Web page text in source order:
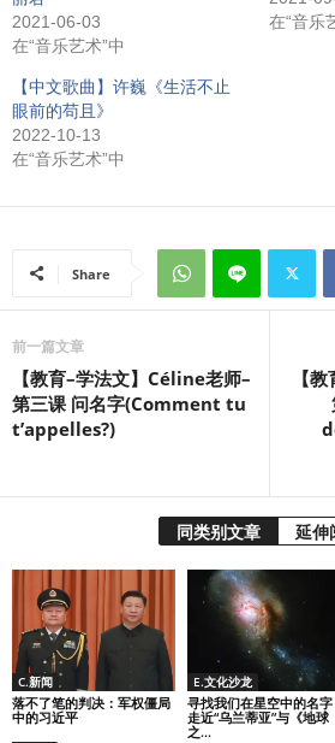
2021-06-03
在“音乐艺术”中
在“音乐
【中文歌曲】许巍《生活不止
眼前的苟且》
2022-10-13
在“音乐艺术”中
Share
前一篇文章
【教育–学法文】Céline老师–
第三课 问名字(Comment tu
t’appelles?)
【
同类别文章 延伸
C.新闻
落不了笔的判决：军权僵局
中的习近平
E.文化沙龙
寻找我们在星空中的名字
走近“乌兰蒂亚”与《地球
之...